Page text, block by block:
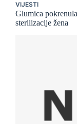
VIJESTI
Glumica
sterilizacije žena